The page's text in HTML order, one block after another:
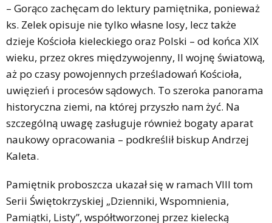
– Gorąco zachęcam do lektury pamiętnika, ponieważ
ks. Zelek opisuje nie tylko własne losy, lecz także
dzieje Kościoła kieleckiego oraz Polski – od końca XIX
wieku, przez okres międzywojenny, II wojnę światową,
aż po czasy powojennych prześladowań Kościoła,
uwięzień i procesów sądowych. To szeroka panorama
historyczna ziemi, na której przyszło nam żyć. Na
szczególną uwagę zasługuje również bogaty aparat
naukowy opracowania – podkreślił biskup Andrzej
Kaleta.
Pamiętnik proboszcza ukazał się w ramach VIII tom
Serii Świętokrzyskiej „Dzienniki, Wspomnienia,
Pamiątki, Listy”, współtworzonej przez kielecką